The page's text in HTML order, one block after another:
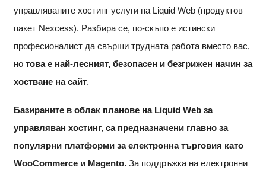
управляваните хостинг услуги на Liquid Web (продуктов
пакет Nexcess). Разбира се, по-скъпо е истински
професионалист да свърши трудната работа вместо вас,
но това е най-лесният, безопасен и безгрижен начин за
хостване на сайт.
Базираните в облак планове на Liquid Web за
управляван хостинг, са предназначени главно за
популярни платформи за електронна търговия като
WooCommerce и Magento. За поддръжка на електронни